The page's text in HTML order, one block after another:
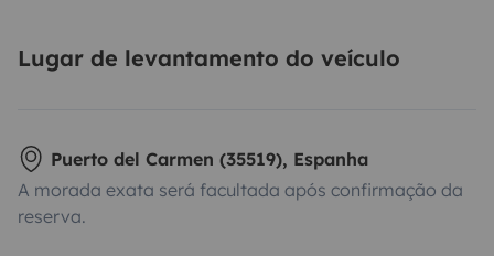
Lugar de levantamento do veículo
Puerto del Carmen (35519), Espanha
A morada exata será facultada após confirmação da
reserva.